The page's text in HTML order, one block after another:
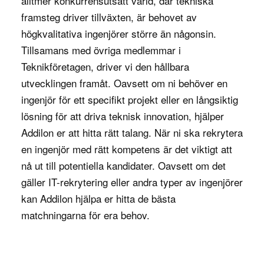
säkerhetsstandarder och policyer efterlevs,
samtidigt som de ser till att nya teknologier och
säkerhetslösningar implementeras effektivt. Detta
innefattar att hantera roller och tilldelningar av
åtkomsträttigheter samt att säkerställa att dessa
roller regelbundet granskas för att minimera
risken för obehörig åtkomst.
En annan viktig del av rollen är att integrera IAM-
lösningar med företagets befintliga IT-
infrastruktur, såsom molntjänster och
applikationer. Detta innebär att samarbeta nära
med IT-säkerhetsteamet för att säkerställa att
IAM-lösningar fungerar smidigt inom hela
framsteg driver tillväxten, är behovet av
högkvalitativa ingenjörer större än någonsin.
Tillsamans med övriga medlemmar i
Teknikföretagen, driver vi den hållbara
utvecklingen framåt. Oavsett om ni behöver en
ingenjör för ett specifikt projekt eller en långsiktig
lösning för att driva teknisk innovation, hjälper
Addilon er att hitta rätt talang. När ni ska rekrytera
en ingenjör med rätt kompetens är det viktigt att
nå ut till potentiella kandidater. Oavsett om det
gäller IT-rekrytering eller andra typer av ingenjörer
kan Addilon hjälpa er hitta de bästa
matchningarna för era behov.